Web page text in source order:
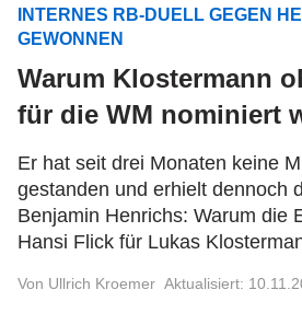
INTERNES RB-DUELL GEGEN
GEWONNEN
Warum Klostermann
für die WM nominiert
Er hat seit drei Monaten keine
gestanden und erhielt dennoch
Benjamin Henrichs: Warum die
Hansi Flick für Lukas
Von Ullrich Kroemer Aktualisiert: